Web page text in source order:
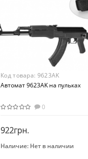
Код товара: 9623AK
Автомат 9623AK на пульках
0
922грн.
Закончился
Наличие: Нет в наличии